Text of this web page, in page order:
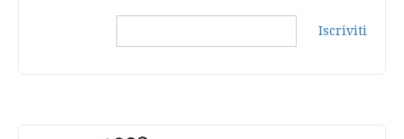
Iscriviti